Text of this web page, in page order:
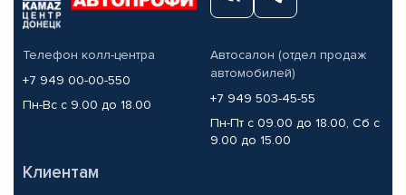
Телефон колл-центра
+7 949 00-00-550
Пн-Вс с 9.00 до 18.00
Автосалон (отдел продаж
автомобилей)
+7 949 503-45-55
Пн-Пт с 09.00 до 18.00, Сб с
9.00 до 15.00
Клиентам